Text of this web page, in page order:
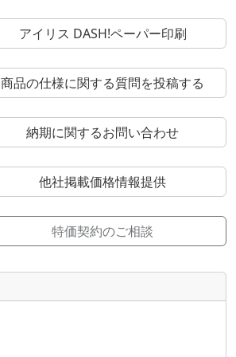
アイリス DASH!ペーパー印刷
商品の仕様に関する質問を投稿する
納期に関するお問い合わせ
他社掲載価格情報提供
特価契約のご相談